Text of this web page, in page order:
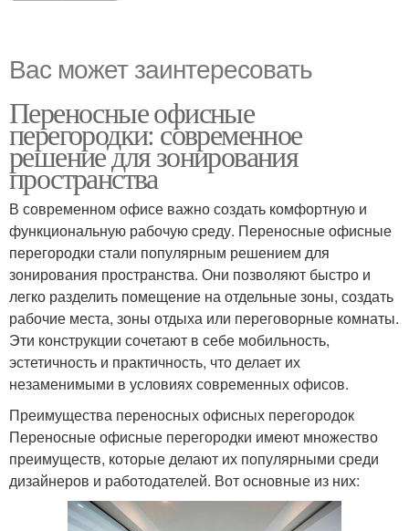
Вас может заинтересовать
Переносные офисные
перегородки: современное
решение для зонирования
пространства
В современном офисе важно создать комфортную и
функциональную рабочую среду. Переносные офисные
перегородки стали популярным решением для
зонирования пространства. Они позволяют быстро и
легко разделить помещение на отдельные зоны, создать
рабочие места, зоны отдыха или переговорные комнаты.
Эти конструкции сочетают в себе мобильность,
эстетичность и практичность, что делает их
незаменимыми в условиях современных офисов.
Преимущества переносных офисных перегородок
Переносные офисные перегородки имеют множество
преимуществ, которые делают их популярными среди
дизайнеров и работодателей. Вот основные из них: